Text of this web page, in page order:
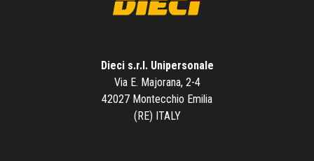
Dieci s.r.l. Unipersonale
Via E. Majorana, 2-4
42027 Montecchio Emilia
(RE) ITALY